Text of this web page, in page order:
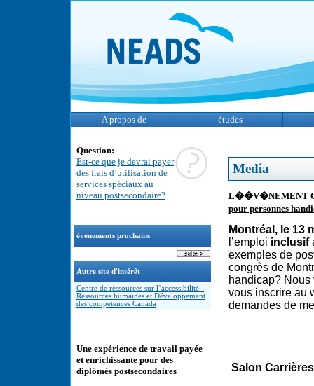
A propos de études
Question:
Est-ce que je devrai payer
des frais d’utilisation de
services spéciaux au
niveau postsecondaire?
événements prochains
Autre site d'intérêt
Centre de ressources sur l’accessibilité -
Ressources humaines et Développement
des compétences Canada
Une expérience de travail payée
et enrichissante pour des
diplômés postsecondaires
Media
L��V�NEMENT
pour personnes
Montréal, le 13
l’emploi inclusif
exemples de
congrès de
handicap? Nous
vous inscrire au
demandes de
Salon